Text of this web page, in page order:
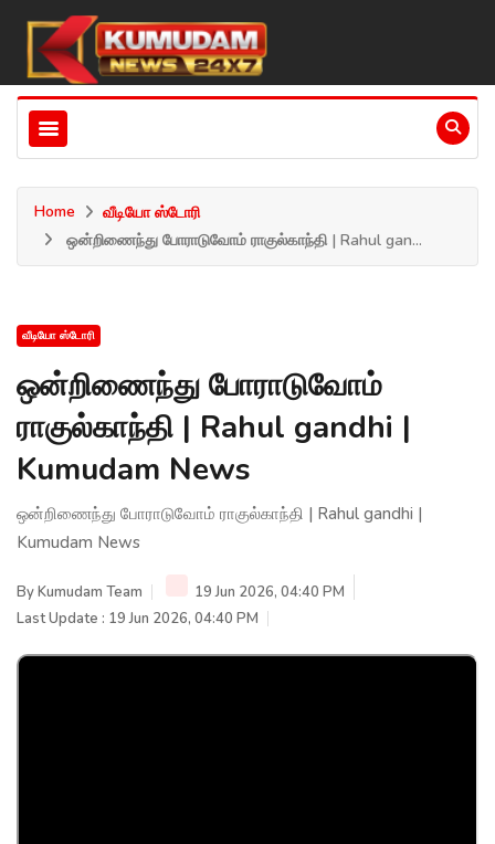
Home
வீடியோ ஸ்டோரி
ஒன்றிணைந்து போராடுவோம் ராகுல்காந்தி | Rahul gan...
வீடியோ ஸ்டோரி
ஒன்றிணைந்து போராடுவோம்
ராகுல்காந்தி | Rahul gandhi |
Kumudam News
ஒன்றிணைந்து போராடுவோம் ராகுல்காந்தி | Rahul gandhi |
Kumudam News
ByKumudam Team
19 Jun 2026, 04:40 PM
Last Update : 19 Jun 2026, 04:40 PM